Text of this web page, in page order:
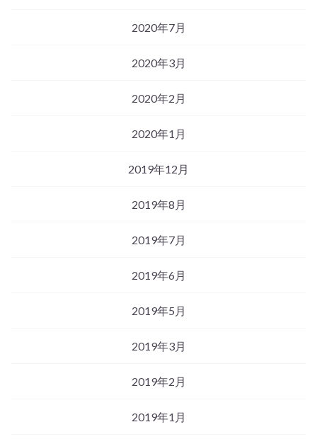
2020年7月
2020年3月
2020年2月
2020年1月
2019年12月
2019年8月
2019年7月
2019年6月
2019年5月
2019年3月
2019年2月
2019年1月